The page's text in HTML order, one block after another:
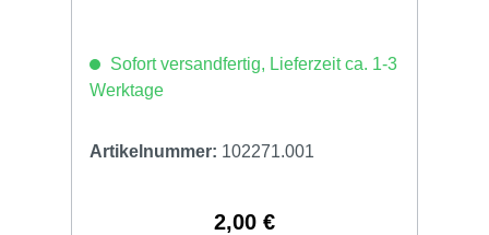
Sofort versandfertig, Lieferzeit ca. 1-3
Werktage
Artikelnummer: 102271.001
Regulärer Preis:
2,00 €